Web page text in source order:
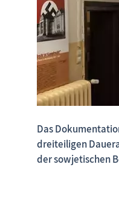
Das
dreiteiligen
der sowjetischen